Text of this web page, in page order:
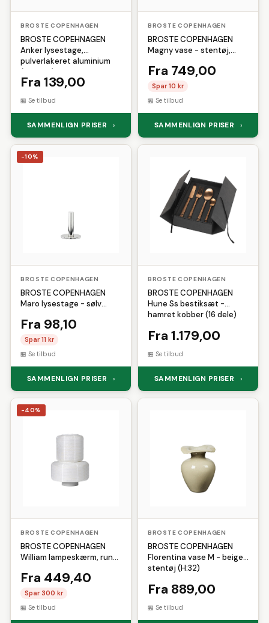
BROSTE COPENHAGEN
BROSTE COPEHNAGEN
Anker lysestage,
pulverlakeret aluminium
(Ø: 8 cm)
Fra 139,00
Se tilbud
SAMMENLIGN PRISER ›
BROSTE COPENHAGEN
BROSTE COPENHAGEN
Magny vase - stentøj,
cm)
Fra 749,00
Spar 10 kr
Se tilbud
SAMMENLIGN PRISER ›
-10%
BROSTE COPENHAGEN
BROSTE COPENHAGEN
Maro lysestage - sølv
Fra 98,10
Spar 11 kr
Se tilbud
SAMMENLIGN PRISER ›
BROSTE COPENHAGEN
BROSTE COPENHAGEN
Hune Ss bestiksæt -
hamret kobber (16 dele)
Fra 1.179,00
Se tilbud
SAMMENLIGN PRISER ›
-40%
BROSTE COPENHAGEN
BROSTE COPENHAGEN
William lampeskærm, rund
Fra 449,40
Spar 300 kr
Se tilbud
BROSTE COPENHAGEN
BROSTE COPENHAGEN
Florentina vase M - beige
stentøj (H:32)
Fra 889,00
Se tilbud